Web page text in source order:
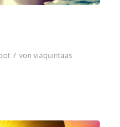
/ von viaquintaas